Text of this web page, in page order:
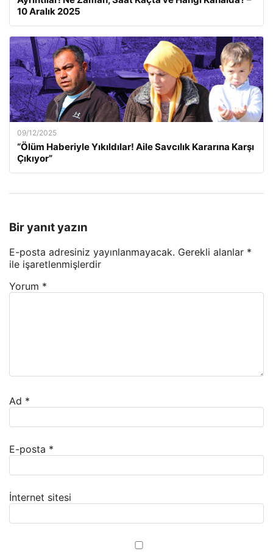
10 Aralık 2025
09/12/2025
“Ölüm Haberiyle Yıkıldılar! Aile Savcılık Kararına Karşı
Çıkıyor”
Bir yanıt yazın
E-posta adresiniz yayınlanmayacak. Gerekli alanlar *
ile işaretlenmişlerdir
Yorum *
Ad *
E-posta *
İnternet sitesi